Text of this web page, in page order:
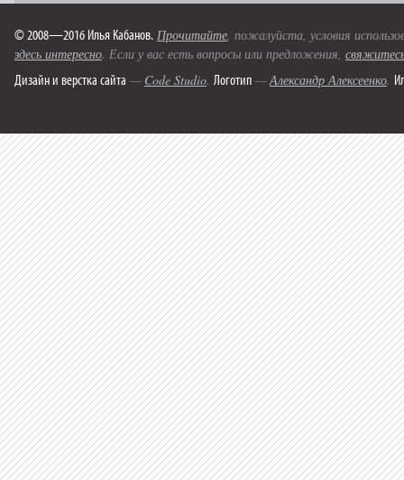
© 2008—2016 Илья Кабанов. Прочитайте , пожалуйста, условия
здесь интересно. Если у вас есть вопросы или предложения,
Дизайн и верстка сайта — Code Studio. Логотип —Александр Алексеенко.